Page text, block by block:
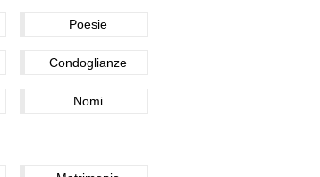
Poesie
Condoglianze
Nomi